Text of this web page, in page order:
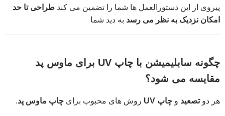
پیروی از این دستورالعمل ها شما را تضمین می کند طراحی تا حد
امکان نزدیک به نظر می رسد به دید شما
چگونه سابلیمیشن با چاپ UV برای ماوس پد
مقایسه می شود؟
هر دوتصعید و چاپ UV روش های محبوب برای چاپ ماوس پد.